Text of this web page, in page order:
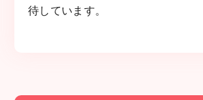
待しています。